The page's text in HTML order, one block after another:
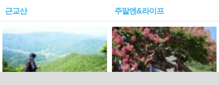
근교산 주말엔&라이프